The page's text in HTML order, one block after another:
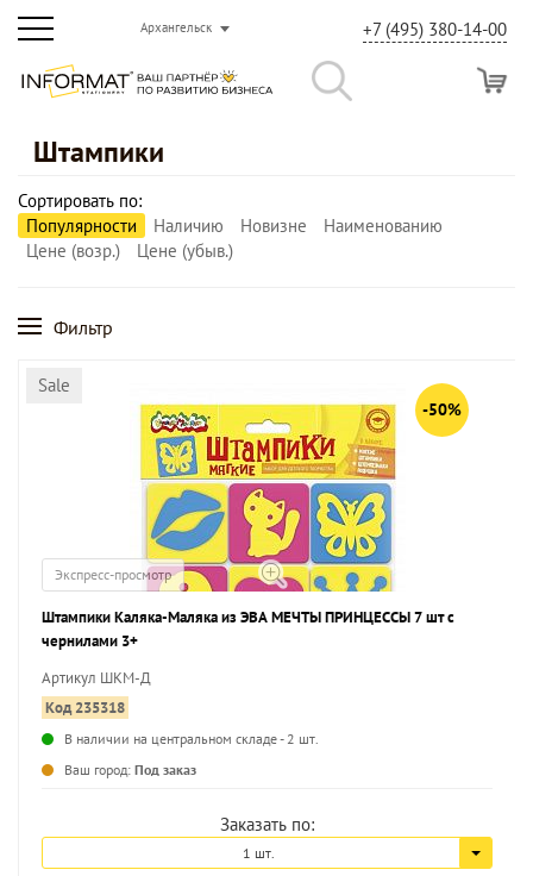
Архангельск +7 (495) 380-14-00
Штампики
Сортировать по:
Популярности
Наличию Новизне
Наименованию
Цене (возр.)
Цене (убыв.)
Фильтр
Sale
-50%
Экспресс-просмотр
Штампики Каляка-Маляка из ЭВА МЕЧТЫ ПРИНЦЕССЫ 7 шт с
чернилами 3+
Артикул ШКМ-Д
Код 235318
В наличии на центральном складе - 2 шт.
Ваш город: Под заказ
Заказать по:
1 шт.